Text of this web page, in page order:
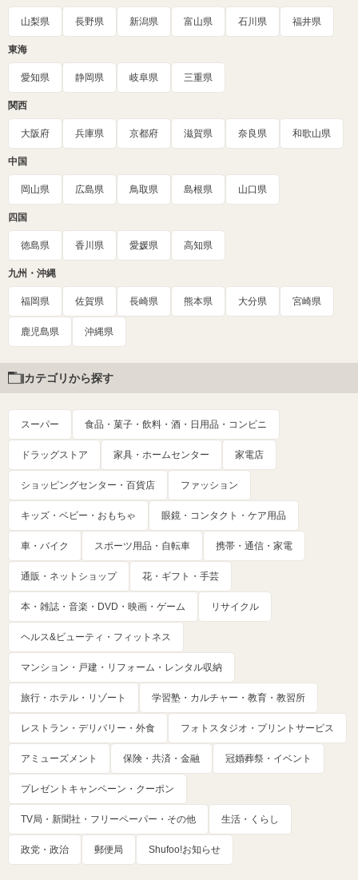
山梨県 長野県 新潟県 富山県 石川県 福井県
東海
愛知県 静岡県 岐阜県 三重県
関西
大阪府 兵庫県 京都府 滋賀県 奈良県 和歌山県
中国
岡山県 広島県 鳥取県 島根県 山口県
四国
徳島県 香川県 愛媛県 高知県
九州・沖縄
福岡県 佐賀県 長崎県 熊本県 大分県 宮崎県
鹿児島県 沖縄県
カテゴリから探す
スーパー 食品・菓子・飲料・酒・日用品・コンビニ
ドラッグストア 家具・ホームセンター 家電店
ショッピングセンター・百貨店 ファッション
キッズ・ベビー・おもちゃ 眼鏡・コンタクト・ケア用品
車・バイク スポーツ用品・自転車 携帯・通信・家電
通販・ネットショップ 花・ギフト・手芸
本・雑誌・音楽・DVD・映画・ゲーム リサイクル
ヘルス&ビューティ・フィットネス
マンション・戸建・リフォーム・レンタル収納
旅行・ホテル・リゾート 学習塾・カルチャー・教育・教習所
レストラン・デリバリー・外食 フォトスタジオ・プリントサービス
アミューズメント 保険・共済・金融 冠婚葬祭・イベント
プレゼントキャンペーン・クーポン
TV局・新聞社・フリーペーパー・その他 生活・くらし
政党・政治 郵便局 Shufoo!お知らせ